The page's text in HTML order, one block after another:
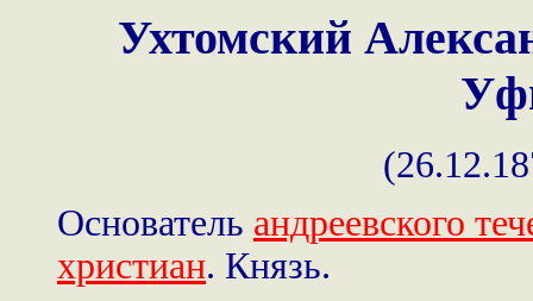
Ухтомский
Основатель андреевского
христиан. Князь.